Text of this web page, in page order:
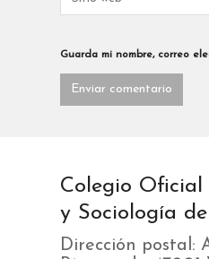
Guarda mi nombre, correo
Colegio Oficial
y Sociología
Dirección postal: